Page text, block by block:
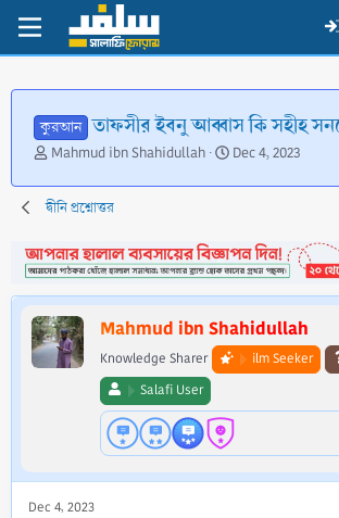
কুরআন তাফসীর ইবনু আব্বাস কি সহীহ
T
r
e
d
s
t
a
r
t
Mahmud ibn Shahidullah
S
a
d
a
t
Dec 4, 2023
দ্বীনি প্রশ্নোত্তর
Mahmud ibn Shahidullah
Knowledge Sharer ilm Seeker
Salafi User
Dec 4, 2023